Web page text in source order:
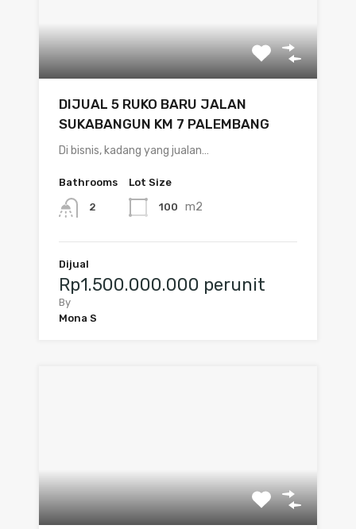
DIJUAL 5 RUKO BARU JALAN
SUKABANGUN KM 7 PALEMBANG
Di bisnis, kadang yang jualan…
Bathrooms
2
Lot Size
100 m2
Dijual
Rp1.500.000.000 perunit
By
Mona S